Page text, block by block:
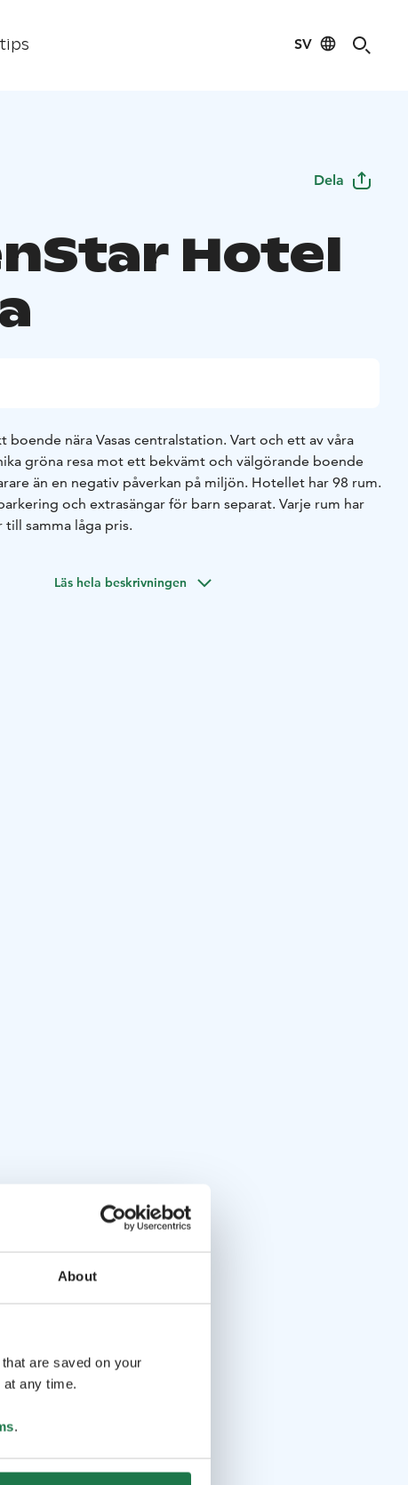
About
are saved on your
any time.
.
SV
Dela
Hotel
boende nära Vasas centralstation. Vart och ett av våra
gröna resa mot ett bekvämt och välgörande boende
än en negativ påverkan på miljön. Hotellet har 98 rum.
och extrasängar för barn separat. Varje rum har
samma låga pris.
Läs hela beskrivningen